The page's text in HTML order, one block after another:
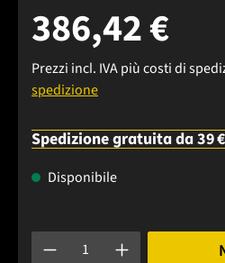
386,42 €
Prezzi incl. IVA più costi di
spedizione
Spedizione gratuita da 39 €
Disponibile
Quantità del prodotto: